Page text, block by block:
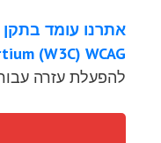
(W3C) WCAG.
להפעלת עזרה